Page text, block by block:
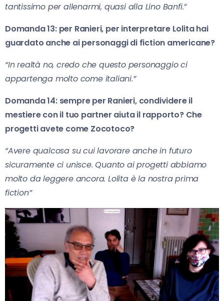
tantissimo per allenarmi, quasi alla Lino Banfi.”
Domanda 13: per Ranieri, per interpretare Lolita hai
guardato anche ai personaggi di fiction americane?
“In realtà no, credo che questo personaggio ci
appartenga molto come italiani.”
Domanda 14: sempre per Ranieri, condividere il
mestiere con il tuo partner aiuta il rapporto? Che
progetti avete come Zocotoco?
“Avere qualcosa su cui lavorare anche in futuro
sicuramente ci unisce. Quanto ai progetti abbiamo
molto da leggere ancora. Lolita è la nostra prima
fiction”